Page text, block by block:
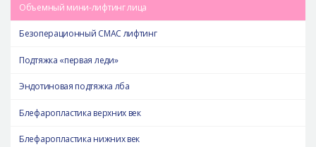
Объемный мини-лифтинг лица
Безоперационный СМАС лифтинг
Подтяжка «первая леди»
Эндотиновая подтяжка лба
Блефаропластика верхних век
Блефаропластика нижних век